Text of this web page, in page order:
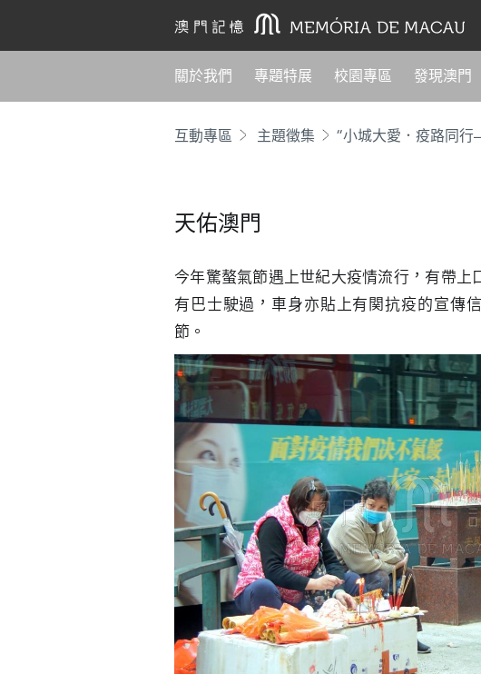
關於我們 專題特展 校園專區 發現澳門
互動專區 主題徵集 “小城大愛．疫路同
天佑澳門
今年驚螯氣節遇上世紀大疫情流行，有帶上
有巴士駛過，車身亦貼上有関抗疫的宣傳
節。